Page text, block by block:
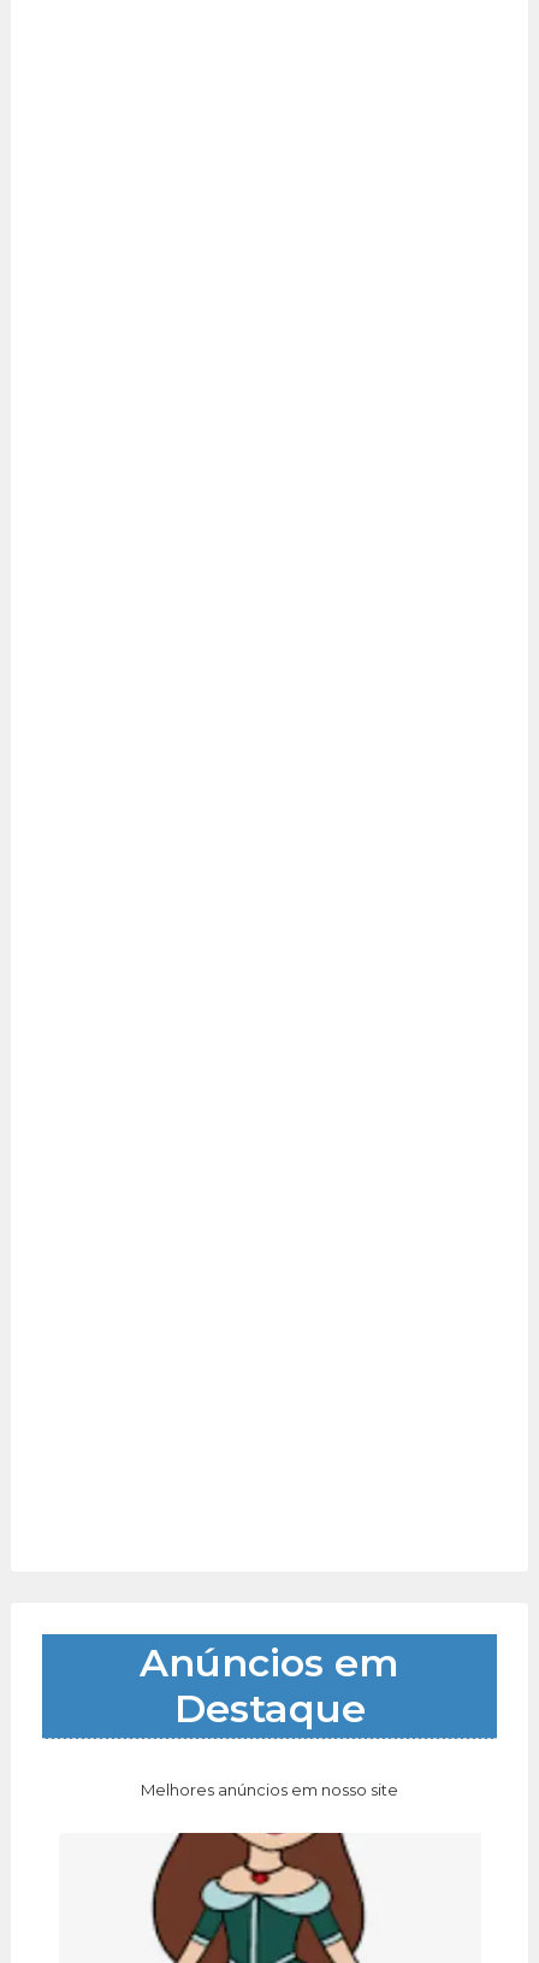
Anúncios em
Destaque
Melhores anúncios em nosso site